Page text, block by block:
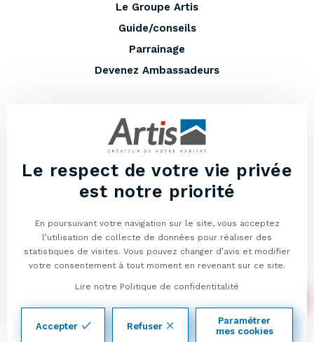
04
14
Le Groupe Artis
Guide/conseils
Parrainage
Devenez Ambassadeurs
Entretenir votre maison
Lexique
Vous avez un terrain à vendre ?
Mentions légales
Politique de confidentialité
Gestion des cookies
Le respect de votre vie privée
est notre priorité
En poursuivant votre navigation sur le site, vous acceptez
l’utilisation de collecte de données pour réaliser des
statistiques de visites. Vous pouvez changer d’avis et modifier
votre consentement à tout moment en revenant sur ce site.
Lire notre Politique de confidentitalité
Accepter Refuser
Paramétrer
mes cookies